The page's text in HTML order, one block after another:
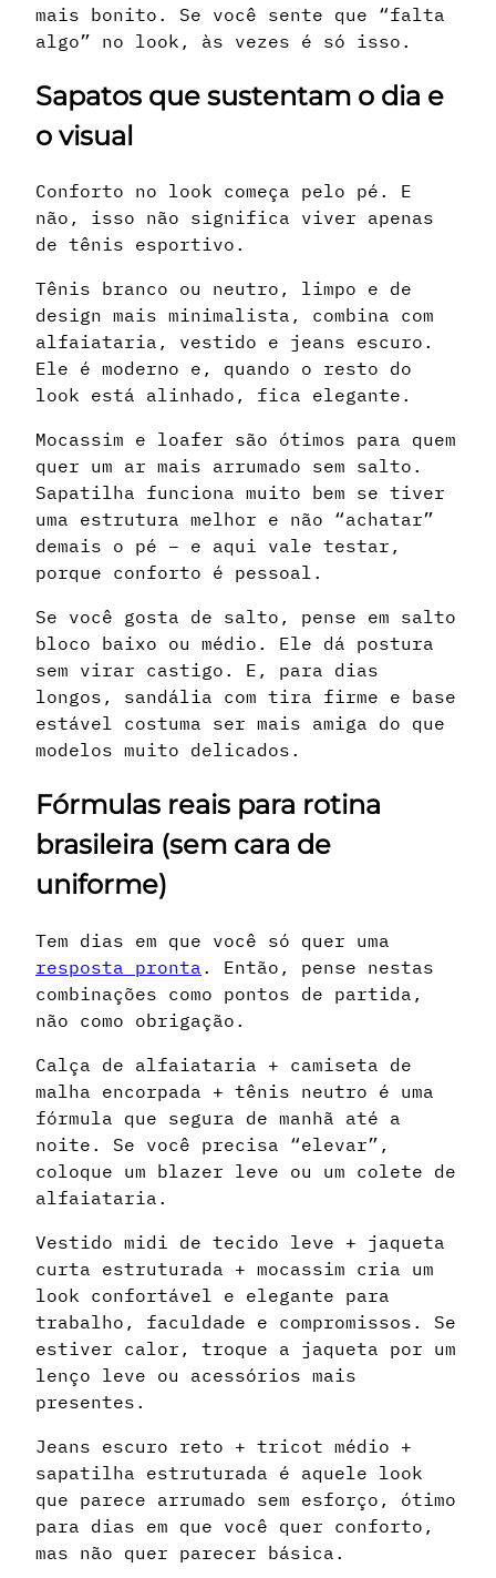
mais bonito. Se você sente que “falta
algo” no look, às vezes é só isso.
Sapatos que sustentam o dia e
o visual
Conforto no look começa pelo pé. E
não, isso não significa viver apenas
de tênis esportivo.
Tênis branco ou neutro, limpo e de
design mais minimalista, combina com
alfaiataria, vestido e jeans escuro.
Ele é moderno e, quando o resto do
look está alinhado, fica elegante.
Mocassim e loafer são ótimos para quem
quer um ar mais arrumado sem salto.
Sapatilha funciona muito bem se tiver
uma estrutura melhor e não “achatar”
demais o pé – e aqui vale testar,
porque conforto é pessoal.
Se você gosta de salto, pense em salto
bloco baixo ou médio. Ele dá postura
sem virar castigo. E, para dias
longos, sandália com tira firme e base
estável costuma ser mais amiga do que
modelos muito delicados.
Fórmulas reais para rotina
brasileira (sem cara de
uniforme)
Tem dias em que você só quer uma
resposta pronta . Então, pense nestas
combinações como pontos de partida,
não como obrigação.
Calça de alfaiataria + camiseta de
malha encorpada + tênis neutro é uma
fórmula que segura de manhã até a
noite. Se você precisa “elevar”,
coloque um blazer leve ou um colete de
alfaiataria.
Vestido midi de tecido leve + jaqueta
curta estruturada + mocassim cria um
look confortável e elegante para
trabalho, faculdade e compromissos. Se
estiver calor, troque a jaqueta por um
lenço leve ou acessórios mais
presentes.
Jeans escuro reto + tricot médio +
sapatilha estruturada é aquele look
que parece arrumado sem esforço, ótimo
para dias em que você quer conforto,
mas não quer parecer básica.